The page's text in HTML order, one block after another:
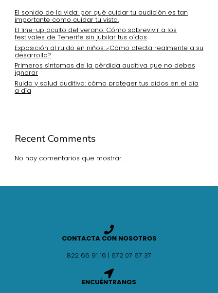
El sonido de la vida: por qué cuidar tu audición es tan
importante como cuidar tu vista.
El line-up oculto del verano: Cómo sobrevivir a los
festivales de Tenerife sin jubilar tus oídos
Exposición al ruido en niños: ¿Cómo afecta realmente a su
desarrollo?
Primeros síntomas de la pérdida auditiva que no debes
ignorar
Ruido y salud auditiva: cómo proteger tus oídos en el día
a día
Recent Comments
No hay comentarios que mostrar.
CONTACTA CON NOSOTROS
822 66 91 16 | 672 07 67 37
ENCUÉNTRANOS